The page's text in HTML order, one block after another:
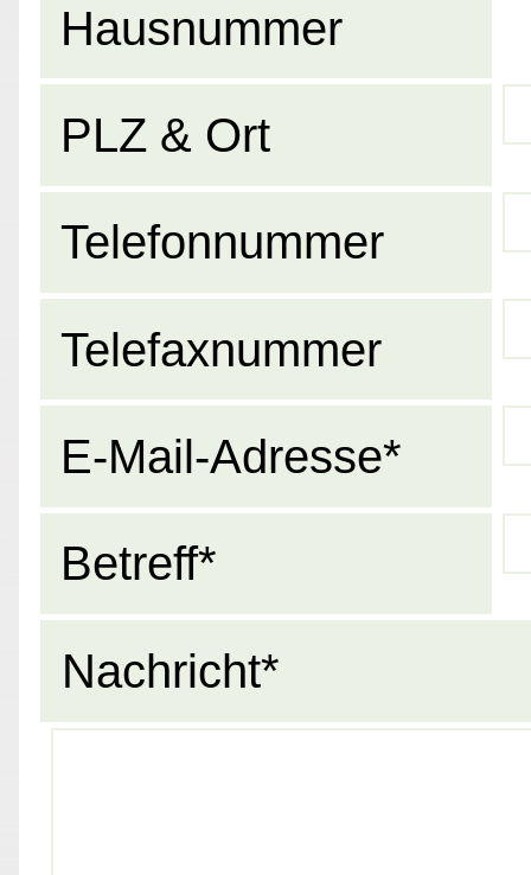
Hausnummer
PLZ & Ort
Telefonnummer
Telefaxnummer
E-Mail-Adresse*
Betreff*
Nachricht*